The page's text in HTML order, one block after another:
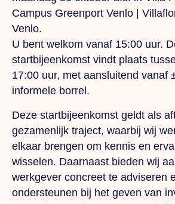
Campus Greenport Venlo |
Venlo.
U bent welkom vanaf 15:00 uur.
startbijeenkomst vindt plaats
17:00 uur, met aansluitend vanaf
informele borrel.
Deze startbijeenkomst geldt als
gezamenlijk traject, waarbij wij
elkaar brengen om kennis en
wisselen. Daarnaast bieden wij
werkgever concreet te adviseren
ondersteunen bij het geven van